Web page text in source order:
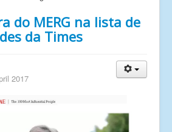
do MERG na lista de
da Times
2017